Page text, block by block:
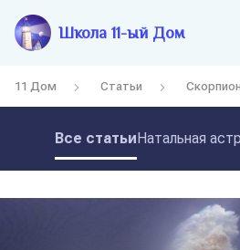
Школа 11-ый Дом
11 Дом Статьи
Все статьиНатальная